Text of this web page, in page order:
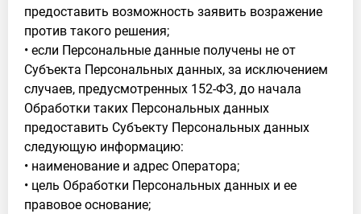
предоставить возможность заявить возражение
против такого решения;
• если Персональные данные получены не от
Субъекта Персональных данных, за исключением
случаев, предусмотренных 152-ФЗ, до начала
Обработки таких Персональных данных
предоставить Субъекту Персональных данных
следующую информацию:
• наименование и адрес Оператора;
• цель Обработки Персональных данных и ее
правовое основание;